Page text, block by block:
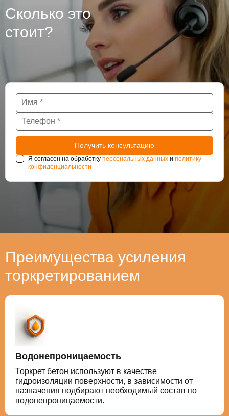
Сколько это
стоит?
Я согласен на обработку персональных данных и политику
конфиденциальности
Преимущества усиления
торкретированием
Водонепроницаемость
Торкрет бетон используют в качестве
гидроизоляции поверхности, в зависимости от
назначения подбирают необходимый состав по
водонепроницаемости.